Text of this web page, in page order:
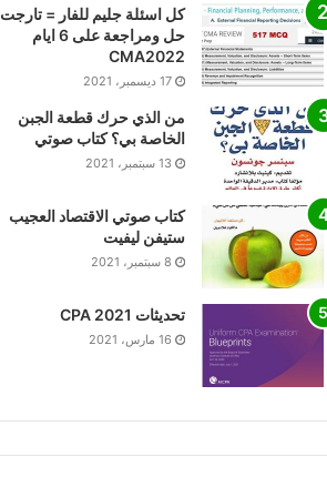
كل اسئلة جليم للفار = تارجت
حل ومراجعة على 6 ايام
CMA2022
17 ديسمبر، 2021
من الذي حرك قطعة الجبن
الخاصة بي؟ كتاب صوتي
13 سبتمبر، 2021
كتاب صوتي الاقتصاد العجيب
ستيفن ليفيت
8 سبتمبر، 2021
تحديثات CPA 2021
16 مارس، 2021